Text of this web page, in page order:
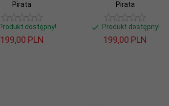
Pirata
dostępny!
199,00 PLN
Pirata
Produkt dostępny!
199,00 PLN